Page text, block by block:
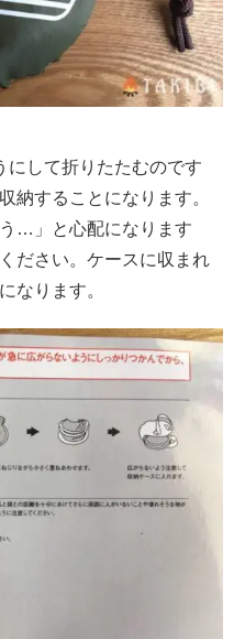
にして折りたたむのです
納することになります。
…」と心配になります
ださい。ケースに収まれ
なります。